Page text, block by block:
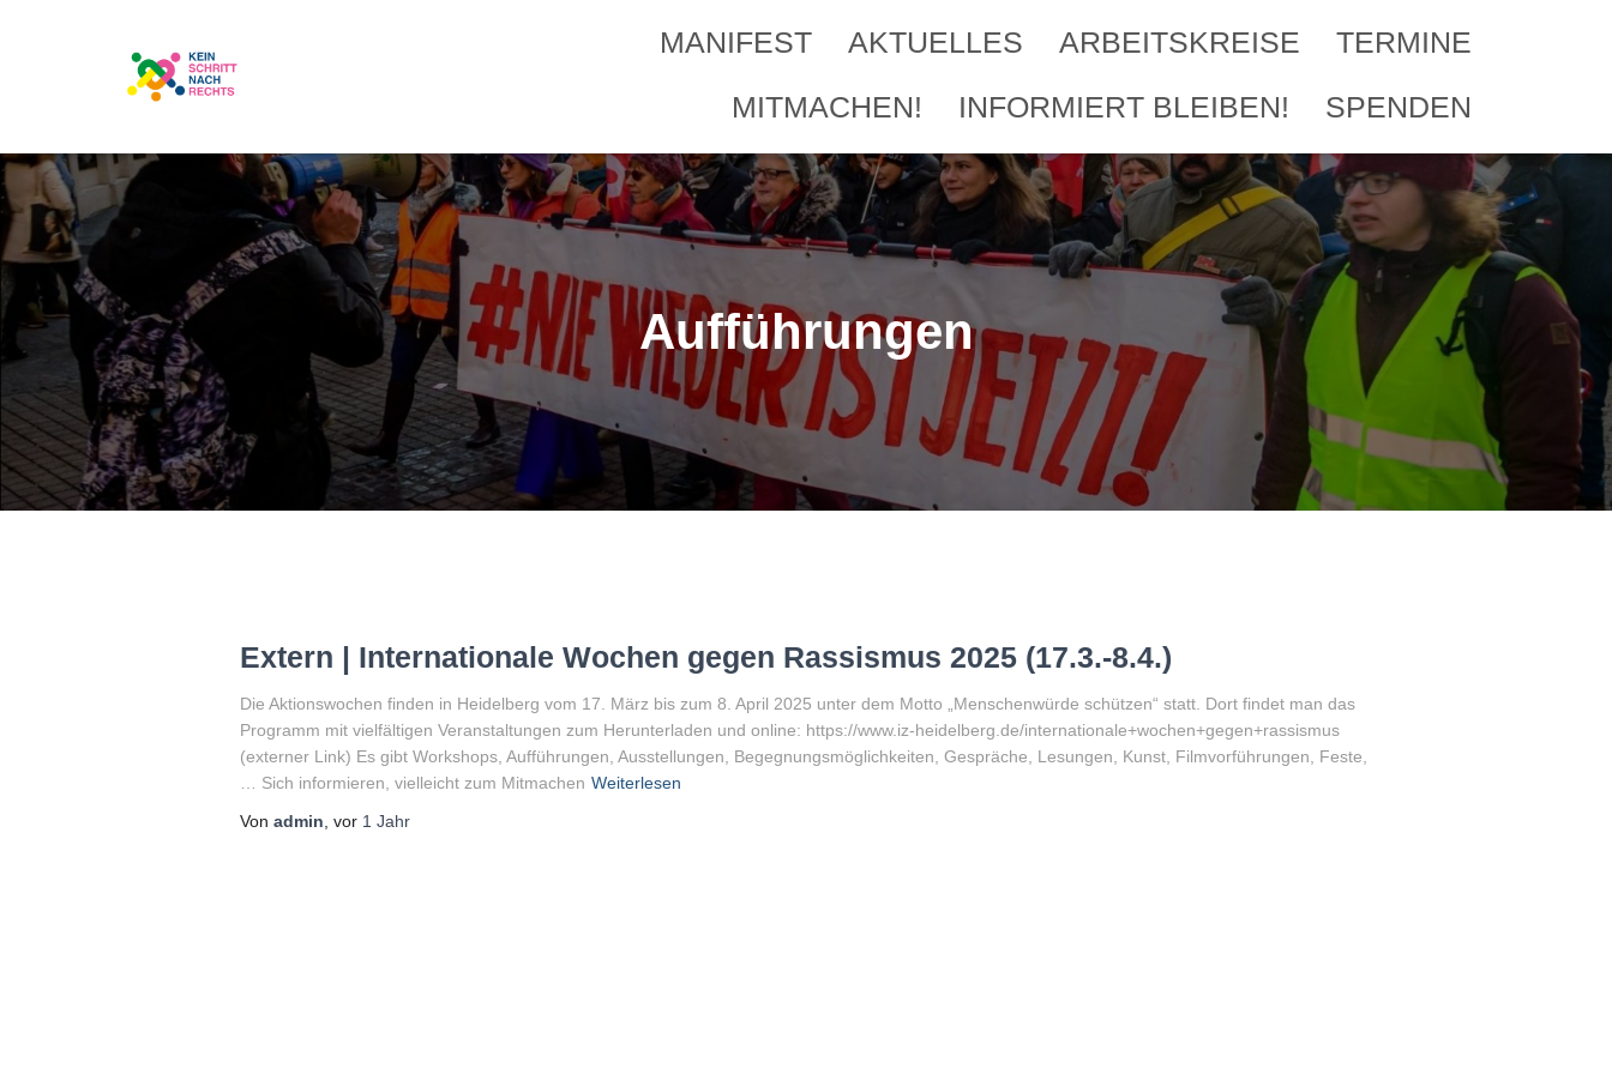
MANIFEST AKTUELLES ARBEITSKREISE
TERMINE
MITMACHEN!
INFORMIERT BLEIBEN! SPENDEN
Aufführungen
Extern | Internationale Wochen gegen Rassismus 2025 (17.3.-8.4.)
Die Aktionswochen finden in Heidelberg vom 17. März bis zum 8. April 2025 unter dem Motto „Menschenwürde schützen“ statt. Dort findet man das
Programm mit vielfältigen Veranstaltungen zum Herunterladen und online: https://www.iz-heidelberg.de/internationale+wochen+gegen+rassismus
(externer Link) Es gibt Workshops, Aufführungen, Ausstellungen, Begegnungsmöglichkeiten, Gespräche, Lesungen, Kunst, Filmvorführungen, Feste,
… Sich informieren, vielleicht zum Mitmachen Weiterlesen
Von admin , vor 1 Jahr